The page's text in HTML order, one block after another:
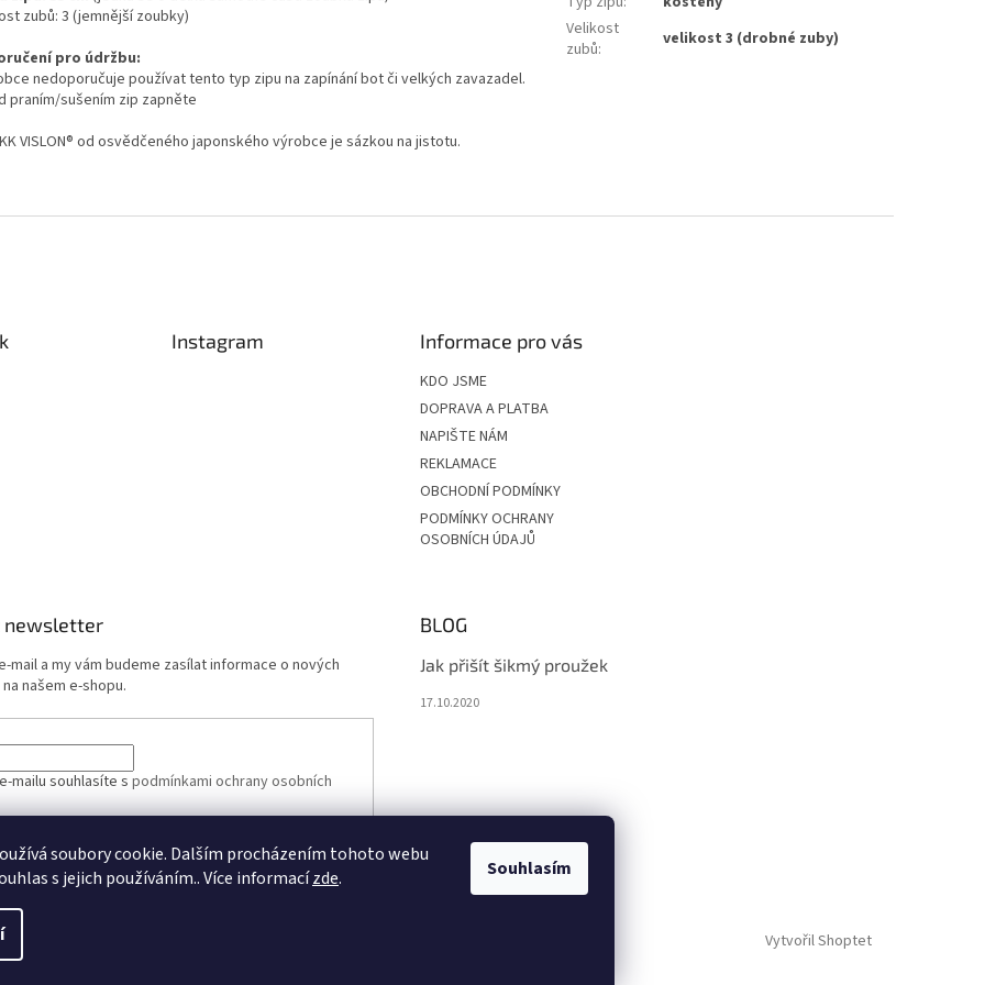
soubory cookie. Dalším procházením tohoto webu
s jejich používáním.. Více informacízde. Souhlasím
zubů: 3 (jemnější zoubky)
pro údržbu:
nedoporučuje používat tento typ zipu na zapínání bot či velkých zavazadel.
praním/sušením zip zapněte
VISLON® od osvědčeného japonského výrobce je sázkou na jistotu.
Velikost
zubů: velikost 3 (drobné zuby)
Instagram Informace pro vás
KDO JSME
DOPRAVA A PLATBA
NAPIŠTE NÁM
REKLAMACE
OBCHODNÍ PODMÍNKY
PODMÍNKY OCHRANY
OSOBNÍCH ÚDAJŮ
newsletter
mail a my vám budeme zasílat informace o nových
našem e-shopu.
mailu souhlasíte s podmínkami ochrany osobních
SE
BLOG
Jak přišít šikmý proužek
17.10.2020
Vytvořil Shoptet
nastavení cookies